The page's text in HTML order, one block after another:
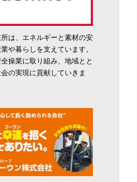
は、エネルギーと素材の安
や暮らしを支えています。
操業に取り組み、地域とと
の実現に貢献していきま